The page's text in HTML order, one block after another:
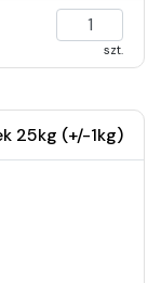
szt.
25kg (+/-1kg)